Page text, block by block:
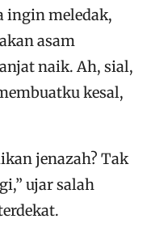
ingin meledak,
asam
naik. Ah, sial,
kesal,
jenazah? Tak
ujar salah